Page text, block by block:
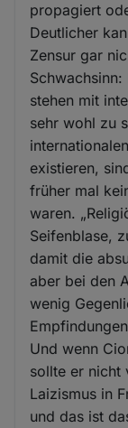
propagiert
Deutlicher
Zensur gar
stehen mit
sehr wohl zu
existieren,
früher mal
waren.
Seifenblase,
damit die
aber bei den
wenig
Und wenn
sollte er nicht
Laizismus in
und das ist